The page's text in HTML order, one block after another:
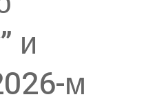
и
м